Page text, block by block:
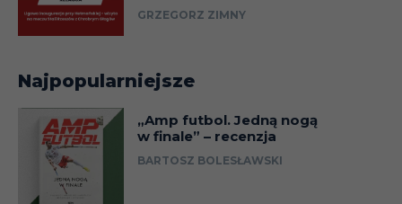
GRZEGORZ ZIMNY
Najpopularniejsze
„Amp futbol. Jedną nogą
w finale” – recenzja
BARTOSZ BOLESŁAWSKI